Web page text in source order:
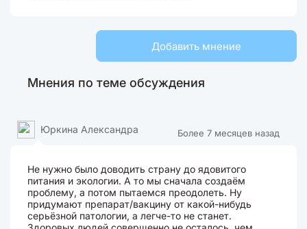
Добавить мнение
Мнения по теме обсуждения
Более 7 месяцев назад
Юркина Александра
Не нужно было доводить страну до ядовитого
питания и экологии. А то мы сначала создаём
проблему, а потом пытаемся преодолеть. Ну
придумают препарат/вакцину от какой-нибудь
серьёзной патологии, а легче-то не станет.